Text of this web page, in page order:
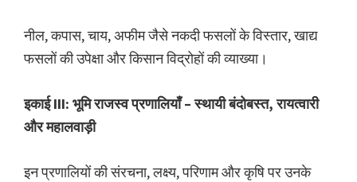
नील, कपास, चाय, अफीम जैसे नकदी फसलों के विस्तार, खाद्य
फसलों की उपेक्षा और किसान विद्रोहों की व्याख्या।
इकाई III: भूमि राजस्व प्रणालियाँ – स्थायी बंदोबस्त, रायत्वारी
और महालवाड़ी
इन प्रणालियों की संरचना, लक्ष्य, परिणाम और कृषि पर उनके